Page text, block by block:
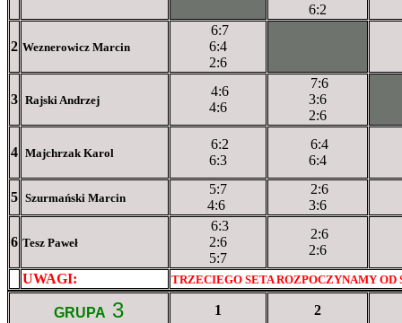
6:2
2 Weznerowicz Marcin
6:7
6:4
2:6
3 Rajski Andrzej
4:6
4:6
7:6
3:6
2:6
4 Majchrzak Karol
6:2
6:3
6:4
6:4
5 Szurmański Marcin
5:7
4:6
2:6
3:6
6 Tesz Paweł
6:3
2:6
5:7
2:6
2:6
UWAGI:
TRZECIEGO SETA ROZPOCZYNAMY OD
GRUPA 3 1 2